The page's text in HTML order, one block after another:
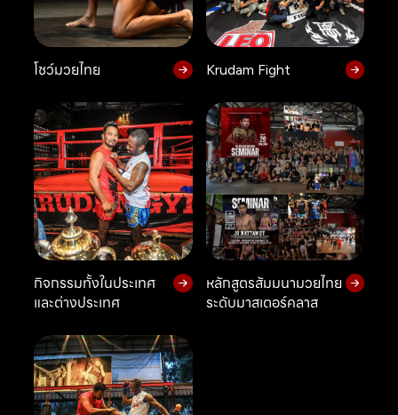
โชว์มวยไทย Krudam Fight
กิจกรรมทั้งในประเทศ
และต่างประเทศ
หลักสูตรสัมมนามวยไทย
ระดับมาสเตอร์คลาส